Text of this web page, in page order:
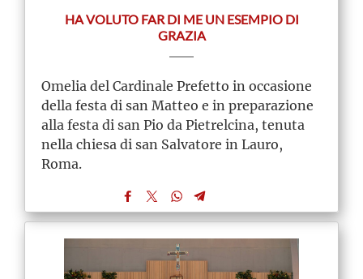
HA VOLUTO FAR DI ME UN ESEMPIO DI
GRAZIA
Omelia del Cardinale Prefetto in occasione
della festa di san Matteo e in preparazione
alla festa di san Pio da Pietrelcina, tenuta
nella chiesa di san Salvatore in Lauro,
Roma.